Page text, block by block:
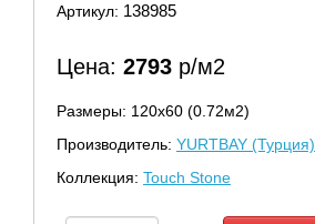
Артикул: 138985
Цена: 2793 р/м2
Размеры: 120х60 (0.72м2)
Производитель: YURTBAY (Турция)
Коллекция: Touch Stone